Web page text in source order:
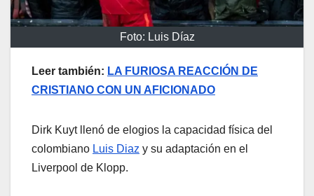
Foto: Luis Díaz
Leer también: LA FURIOSA REACCIÓN DE
CRISTIANO CON UN AFICIONADO
Dirk Kuyt llenó de elogios la capacidad física del
colombiano Luis Diaz y su adaptación en el
Liverpool de Klopp.